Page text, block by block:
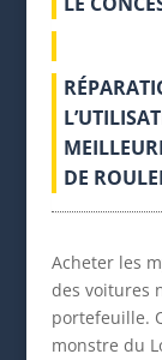
DE
Acheter les
des voitures
portefeuille.
monstre du